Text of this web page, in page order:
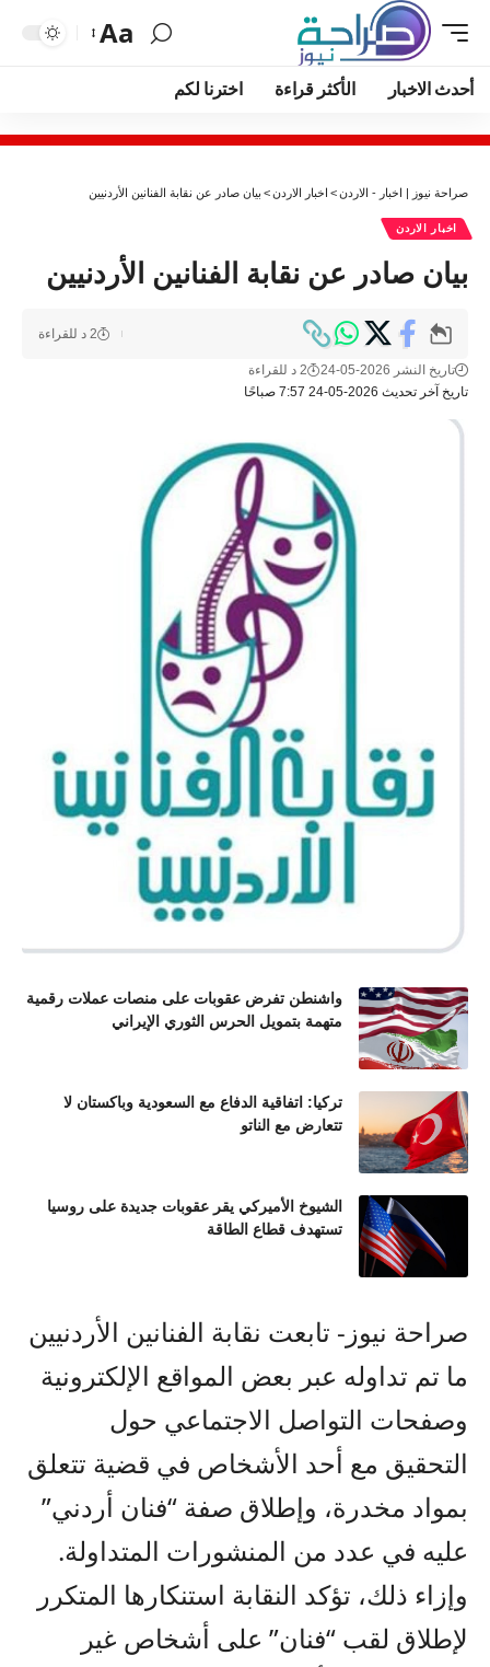
Aa
أحدث الاخبار الأكثر قراءة اخترنا لكم
صراحة نيوز | اخبار - الاردن> اخبار الاردن> بيان صادر عن نقابة الفنانين الأردنيين
اخبار الاردن
بيان صادر عن نقابة الفنانين الأردنيين
تاريخ آخر تحديث 2026-05-24 7:57 صباحًا
تاريخ النشر 2026-05-24 2 د للقراءة
2 د للقراءة
واشنطن تفرض عقوبات على منصات عملات رقمية
متهمة بتمويل الحرس الثوري الإيراني
تركيا: اتفاقية الدفاع مع السعودية وباكستان لا
تتعارض مع الناتو
الشيوخ الأميركي يقر عقوبات جديدة على روسيا
تستهدف قطاع الطاقة
صراحة نيوز- تابعت نقابة الفنانين الأردنيين
ما تم تداوله عبر بعض المواقع الإلكترونية
وصفحات التواصل الاجتماعي حول
التحقيق مع أحد الأشخاص في قضية تتعلق
بمواد مخدرة، وإطلاق صفة “فنان أردني”
عليه في عدد من المنشورات المتداولة.
وإزاء ذلك، تؤكد النقابة استنكارها المتكرر
لإطلاق لقب “فنان” على أشخاص غير